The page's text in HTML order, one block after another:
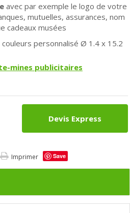
avec par exemple le logo de votre
mutuelles, assurances, nom
cadeaux musées
personnalisé Ø 1.4 x 15.2
mines publicitaires
Devis Express
Imprimer Save